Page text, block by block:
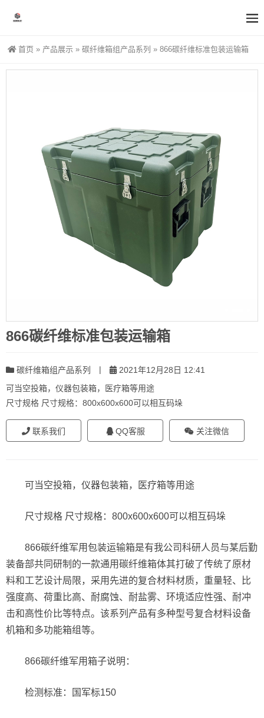
首页 » 产品展示 » 碳纤维箱组产品系列 » 866碳纤维标准包装运输箱
866碳纤维标准包装运输箱
碳纤维箱组产品系列 |
2021年12月28日 12:41
可当空投箱，仪器包装箱，医疗箱等用途
尺寸规格 尺寸规格：800x600x600可以相互码垛
联系我们 QQ客服 关注微信
可当空投箱，仪器包装箱，医疗箱等用途
尺寸规格 尺寸规格：800x600x600可以相互码垛
866碳纤维军用包装运输箱是有我公司科研人员与某后勤
装备部共同研制的一款通用碳纤维箱体其打破了传统了原材
料和工艺设计局限，采用先进的复合材料材质，重量轻、比
强度高、荷重比高、耐腐蚀、耐盐雾、环境适应性强、耐冲
击和高性价比等特点。该系列产品有多种型号复合材料设备
机箱和多功能箱组等。
866碳纤维军用箱子说明：
检测标准：国军标150